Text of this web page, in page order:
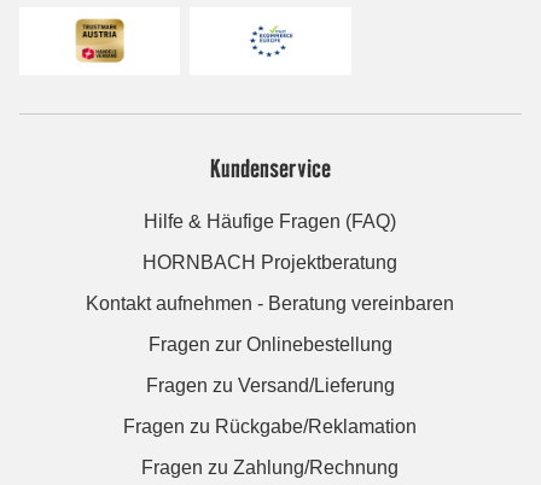
Kundenservice
Hilfe & Häufige Fragen (FAQ)
HORNBACH Projektberatung
Kontakt aufnehmen - Beratung vereinbaren
Fragen zur Onlinebestellung
Fragen zu Versand/Lieferung
Fragen zu Rückgabe/Reklamation
Fragen zu Zahlung/Rechnung